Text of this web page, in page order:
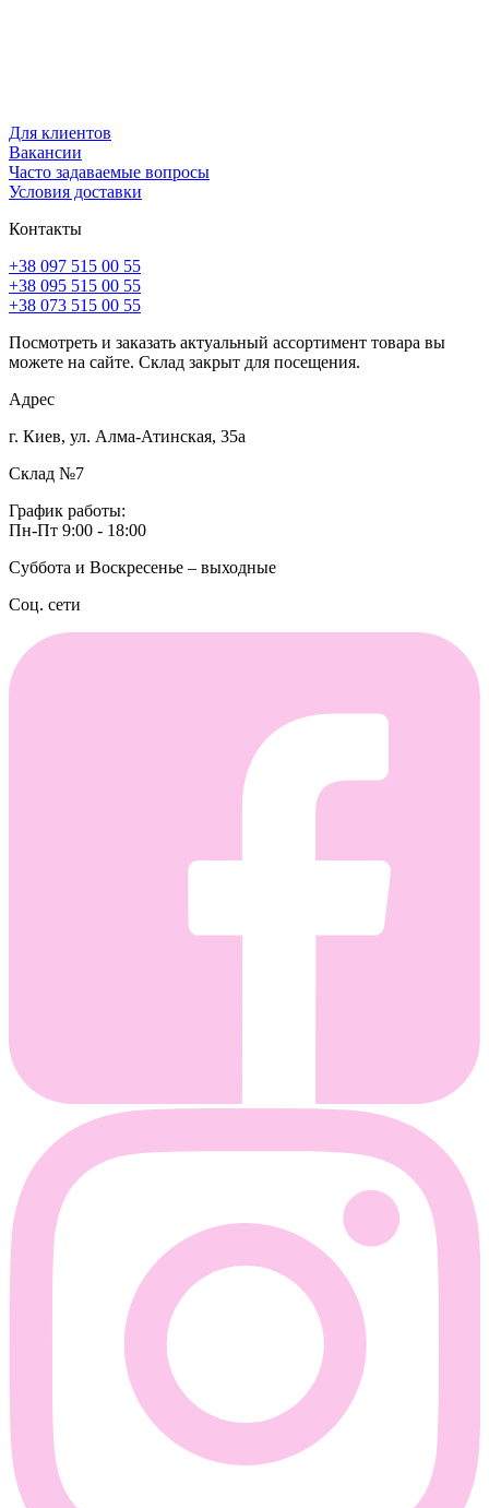
Для клиентов
Вакансии
Часто задаваемые вопросы
Условия доставки
Контакты
+38 097 515 00 55
+38 095 515 00 55
+38 073 515 00 55
Посмотреть и заказать актуальный ассортимент товара вы
можете на сайте. Склад закрыт для посещения.
Адрес
г. Киев, ул. Алма-Атинская, 35а
Склад №7
График работы:
Пн-Пт 9:00 - 18:00
Суббота и Воскресенье – выходные
Соц. сети